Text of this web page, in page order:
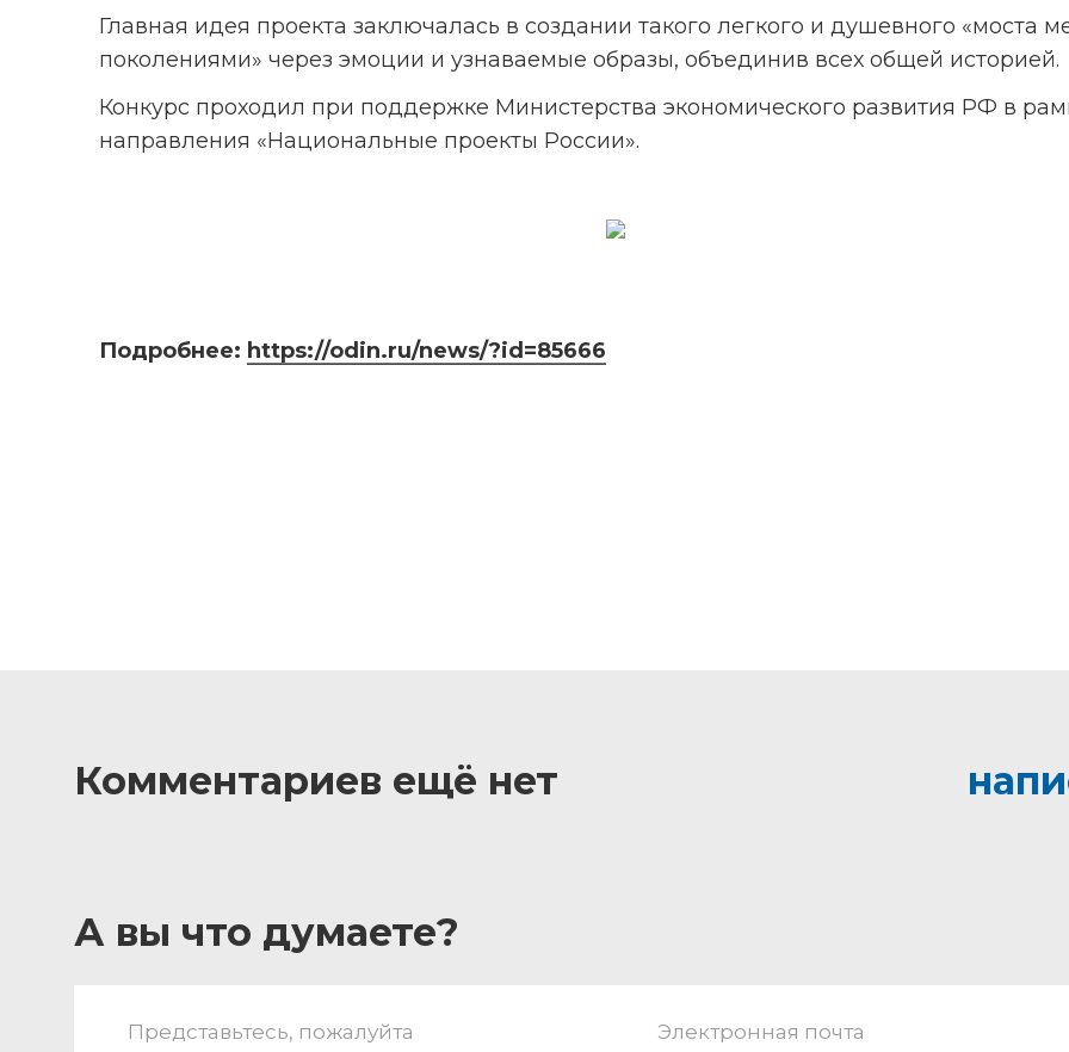
Главная идея проекта заключалась в создании такого легкого и душевного «моста
поколениями» через эмоции и узнаваемые образы, объединив всех общей историей.
Конкурс проходил при поддержке Министерства экономического развития РФ в
направления «Национальные проекты России».
Подробнее: https://odin.ru/news/?id=85666
Комментариев ещё нет
А вы что думаете?